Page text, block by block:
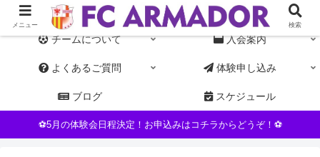
東京都杉並区NPO運営の女子サッカーチーム。初心者・未経験者歓迎
チームについて 入会案内
よくあるご質問 体験申し込み
ブログ スケジュール
⚽5月の体験会日程決定！お申込みはコチラからどうぞ！⚽
メニュー 検索